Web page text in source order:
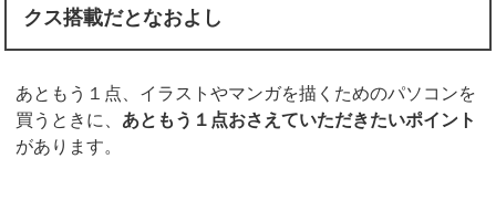
クス搭載だとなおよし
あともう１点、イラストやマンガを描くためのパソコンを
買うときに、 あともう１点おさえていただきたいポイント
があります。